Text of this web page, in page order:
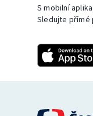
S mobilní
Sledujte přímé